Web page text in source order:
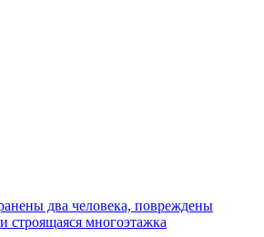
два человека, повреждены
строящаяся многоэтажка